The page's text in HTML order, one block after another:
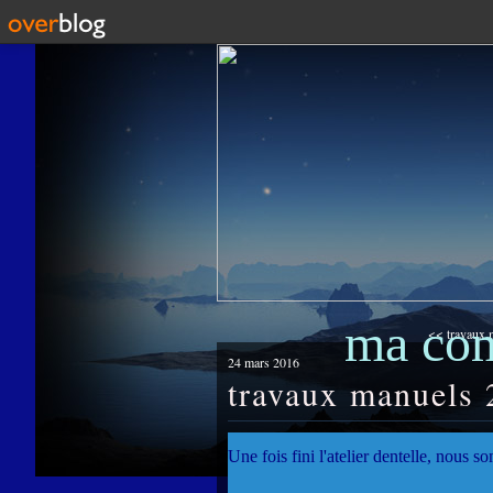
ma << travaux
24 mars 2016
travaux manuels
Une fois fini l'atelier dentelle, nous